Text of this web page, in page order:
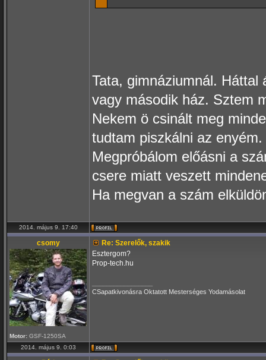
Tata, gimnáziumnál. Háttal
vagy második ház. Sztem
Nekem ö csinált meg
tudtam piszkálni az enyém.
Megpróbálom előásni a
csere miatt veszett
Ha megvan a szám
2014. május 9. 17:40
csomy
Motor: GSF-1250SA
Re: Szerelők, szakik
Esztergom?
Prop-tech.hu
CSapatkivonásra Oktatott Mesterséges Yodamásolat
2014. május 9. 0:03